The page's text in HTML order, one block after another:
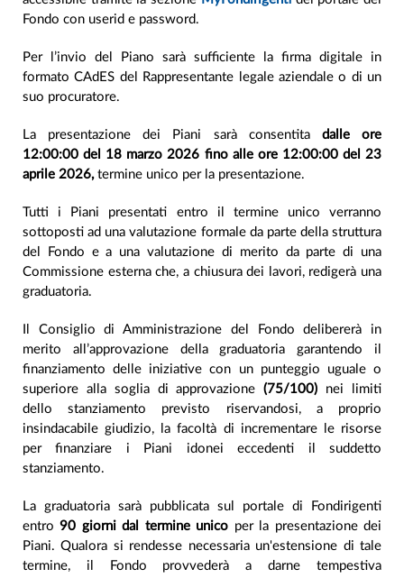
Fondo con userid e password.
Per l’invio del Piano sarà sufficiente la firma digitale in
formato CAdES del Rappresentante legale aziendale o di un
suo procuratore.
La presentazione dei Piani sarà consentita dalle ore
12:00:00 del 18 marzo 2026 fino alle ore 12:00:00 del 23
aprile 2026,termine unico per la presentazione.
Tutti i Piani presentati entro il termine unico verranno
sottoposti ad una valutazione formale da parte della struttura
del Fondo e a una valutazione di merito da parte di una
Commissione esterna che, a chiusura dei lavori, redigerà una
graduatoria.
Il Consiglio di Amministrazione del Fondo delibererà in
merito all’approvazione della graduatoria garantendo il
finanziamento delle iniziative con un punteggio uguale o
superiore alla soglia di approvazione(75/100) nei limiti
dello stanziamento previsto riservandosi, a proprio
insindacabile giudizio, la facoltà di incrementare le risorse
per finanziare i Piani idonei eccedenti il suddetto
stanziamento.
La graduatoria sarà pubblicata sul portale di Fondirigenti
entro90 giorni dal termine unico per la presentazione dei
Piani. Qualora si rendesse necessaria un'estensione di tale
termine, il Fondo provvederà a darne tempestiva